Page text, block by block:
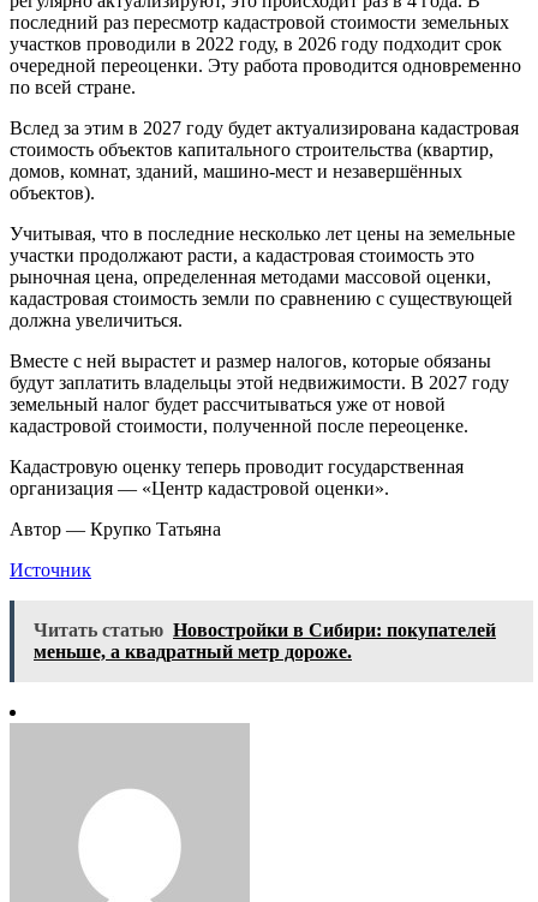
последний раз пересмотр кадастровой стоимости земельных
участков проводили в 2022 году, в 2026 году подходит срок
очередной переоценки. Эту работа проводится одновременно
по всей стране.
Вслед за этим в 2027 году будет актуализирована кадастровая
стоимость объектов капитального строительства (квартир,
домов, комнат, зданий, машино-мест и незавершённых
объектов).
Учитывая, что в последние несколько лет цены на земельные
участки продолжают расти, а кадастровая стоимость это
рыночная цена, определенная методами массовой оценки,
кадастровая стоимость земли по сравнению с существующей
должна увеличиться.
Вместе с ней вырастет и размер налогов, которые обязаны
будут заплатить владельцы этой недвижимости. В 2027 году
земельный налог будет рассчитываться уже от новой
кадастровой стоимости, полученной после переоценке.
Кадастровую оценку теперь проводит государственная
организация — «Центр кадастровой оценки».
Автор — Крупко Татьяна
Источник
Читать статью Новостройки в Сибири: покупателей
меньше, а квадратный метр дороже.